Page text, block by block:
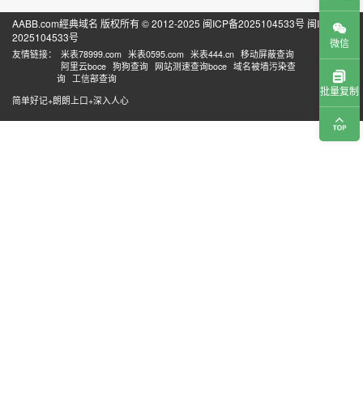
AABB.com經典域名 版权所有 © 2012-2025 闽ICP备2025104533号 闽ICP备
2025104533号
友情链接： 米表78999.com 米表0595.com 米表444.cn 移动屏蔽查询
阿里云boce 狗狗查询 网站测速查询boce 域名被墙污染查
询 工信部查询
简单好记+朗朗上口+深入人心
微信
批量复制